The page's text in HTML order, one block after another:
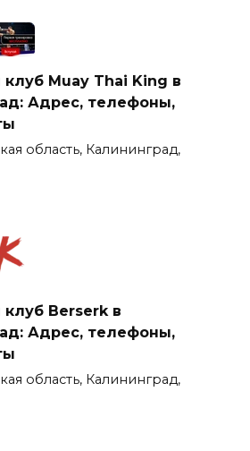
Muay Thai King в
Адрес, телефоны,
область, Калининград,
Berserk в
Адрес, телефоны,
область, Калининград,